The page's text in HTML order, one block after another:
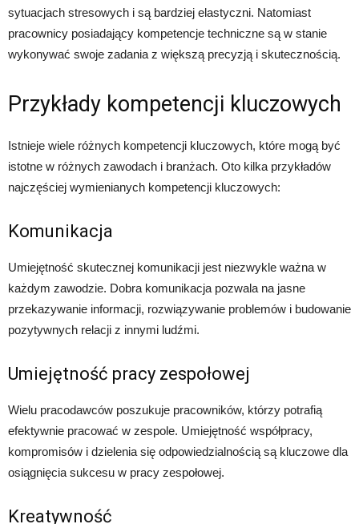
sytuacjach stresowych i są bardziej elastyczni. Natomiast
pracownicy posiadający kompetencje techniczne są w stanie
wykonywać swoje zadania z większą precyzją i skutecznością.
Przykłady kompetencji kluczowych
Istnieje wiele różnych kompetencji kluczowych, które mogą być
istotne w różnych zawodach i branżach. Oto kilka przykładów
najczęściej wymienianych kompetencji kluczowych:
Komunikacja
Umiejętność skutecznej komunikacji jest niezwykle ważna w
każdym zawodzie. Dobra komunikacja pozwala na jasne
przekazywanie informacji, rozwiązywanie problemów i budowanie
pozytywnych relacji z innymi ludźmi.
Umiejętność pracy zespołowej
Wielu pracodawców poszukuje pracowników, którzy potrafią
efektywnie pracować w zespole. Umiejętność współpracy,
kompromisów i dzielenia się odpowiedzialnością są kluczowe dla
osiągnięcia sukcesu w pracy zespołowej.
Kreatywność